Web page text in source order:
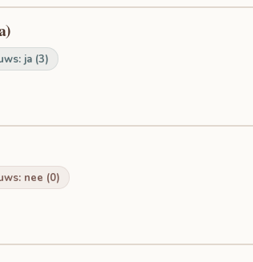
ja (3)
nee (0)